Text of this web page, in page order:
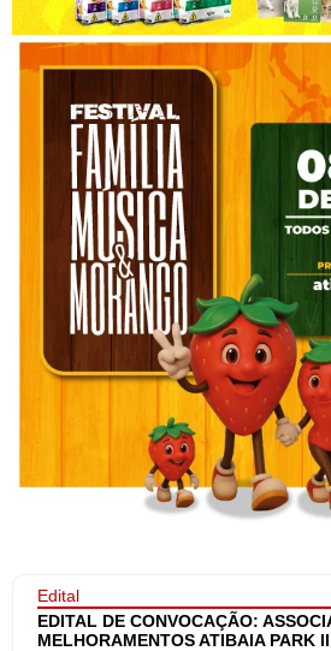
Edital
EDITAL DE CONVOCAÇÃO:
MELHORAMENTOS ATIBAIA PARK II